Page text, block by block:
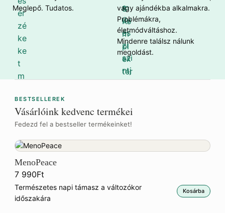
Meglepő. Tudatos.
vagy ajándékba alkalmakra.
Problémákra,
életmódváltáshoz.
Mindenre találsz nálunk
megoldást.
BESTSELLEREK
Vásárlóink kedvenc termékei
Fedezd fel a bestseller termékeinket!
MenoPeace
7 990Ft
Természetes napi támasz a változókor
időszakára
Kosárba